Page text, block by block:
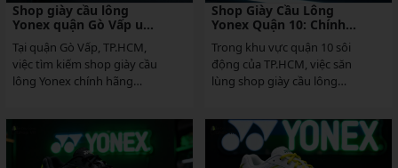
Shop giày cầu lông
Yonex quận Gò Vấp uy
Tại quận Gò Vấp, TP.HCM,
việc tìm kiếm shop giày cầu
lông Yonex chính hãng
Shop Giày Cầu Lông
Yonex Quận 10: Chính
Trong khu vực quận 10 sôi
động của TP.HCM, việc săn
lùng shop giày cầu lông